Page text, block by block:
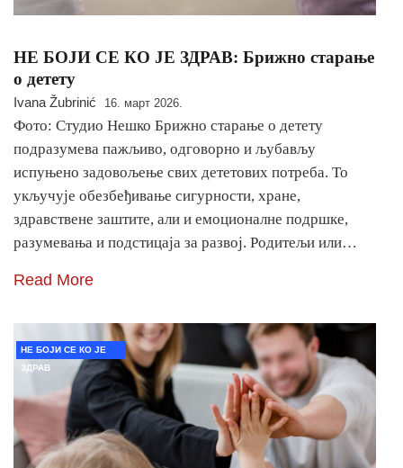
НЕ БОЈИ СЕ КО ЈЕ ЗДРАВ: Брижно старање
о детету
Ivana Žubrinić 16. март 2026.
Фото: Студио Нешко Брижно старање о детету
подразумева пажљиво, одговорно и љубављу
испуњено задовољење свих дететових потреба. То
укључује обезбеђивање сигурности, хране,
здравствене заштите, али и емоционалне подршке,
разумевања и подстицаја за развој. Родитељи или…
Read More
НЕ БОЈИ СЕ КО ЈЕ
ЗДРАВ